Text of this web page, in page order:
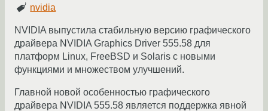
nvidia
NVIDIA выпустила стабильную версию графического
драйвера NVIDIA Graphics Driver 555.58 для
платформ Linux, FreeBSD и Solaris с новыми
функциями и множеством улучшений.
Главной новой особенностью графического
драйвера NVIDIA 555.58 является поддержка явной